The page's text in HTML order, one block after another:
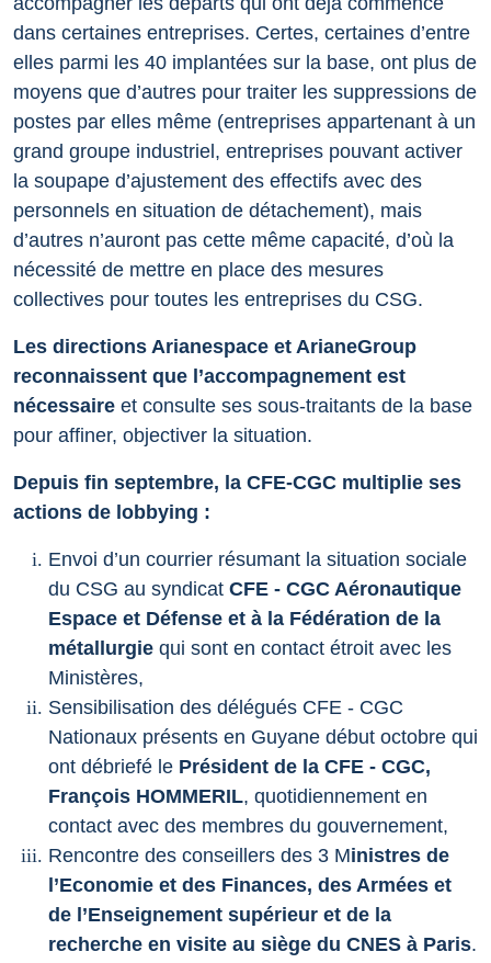
dans certaines entreprises. Certes, certaines d’entre
elles parmi les 40 implantées sur la base, ont plus de
moyens que d’autres pour traiter les suppressions de
postes par elles même (entreprises appartenant à un
grand groupe industriel, entreprises pouvant activer
la soupape d’ajustement des effectifs avec des
personnels en situation de détachement), mais
d’autres n’auront pas cette même capacité, d’où la
nécessité de mettre en place des mesures
collectives pour toutes les entreprises du CSG.
Les directions Arianespace et ArianeGroup
reconnaissent que l’accompagnement est
nécessaire et consulte ses sous-traitants de la base
pour affiner, objectiver la situation.
Depuis fin septembre, la CFE-CGC multiplie ses
actions de lobbying :
Envoi d’un courrier résumant la situation sociale
du CSG au syndicat CFE - CGC Aéronautique
Espace et Défense et à la Fédération de la
métallurgie qui sont en contact étroit avec les
Ministères,
Sensibilisation des délégués CFE - CGC
Nationaux présents en Guyane début octobre qui
ont débriefé le Président de la CFE - CGC,
François HOMMERIL, quotidiennement en
contact avec des membres du gouvernement,
Rencontre des conseillers des 3 Ministres de
l’Economie et des Finances, des Armées et
de l’Enseignement supérieur et de la
recherche en visite au siège du CNES à Paris.